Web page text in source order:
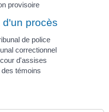
provisoire
procès
de police
correctionnel
d'assises
témoins